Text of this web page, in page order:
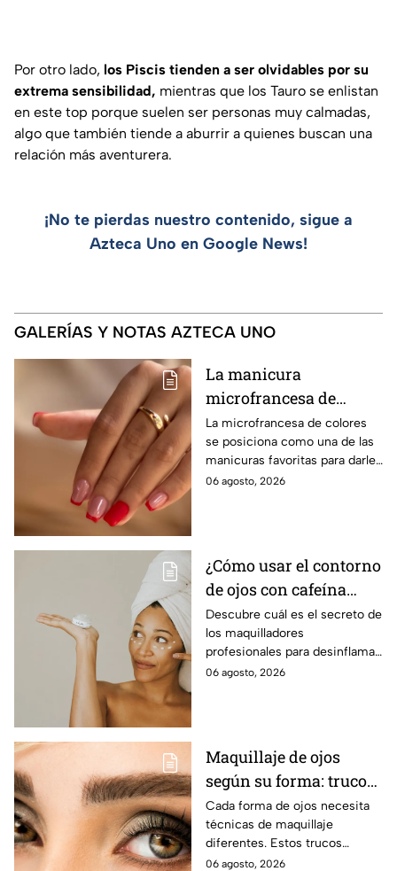
Por otro lado, los Piscis tienden a ser olvidables por su
extrema sensibilidad, mientras que los Tauro se enlistan
en este top porque suelen ser personas muy calmadas,
algo que también tiende a aburrir a quienes buscan una
relación más aventurera.
¡No te pierdas nuestro contenido, sigue a
Azteca Uno en Google News!
GALERÍAS Y NOTAS AZTECA UNO
La manicura
microfrancesa de
colores que es
tendencia
La microfrancesa de colores
se posiciona como una de las
manicuras favoritas para darle
un toque divertido, delicado y
06 agosto, 2026
¿Cómo usar el contorno
de ojos con cafeína
para desinflamar
párpados encapotados?
Descubre cuál es el secreto de
los maquilladores
profesionales para desinflamar
los párpados encapotados con
06 agosto, 2026
Maquillaje de ojos
según su forma: trucos
para realzar la mirada
Cada forma de ojos necesita
técnicas de maquillaje
diferentes. Estos trucos
ayudan a abrir, elevar, suavizar
06 agosto, 2026